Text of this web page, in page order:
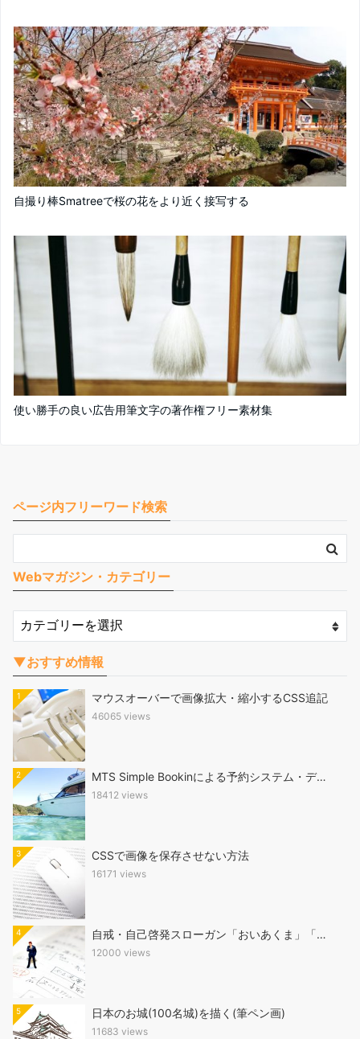
自撮り棒Smatreeで桜の花をより近く接写する
使い勝手の良い広告用筆文字の著作権フリー素材集
ページ内フリーワード検索
Webマガジン・カテゴリー
▼おすすめ情報
1 マウスオーバーで画像拡大・縮小するCSS追記
46065 views
2 MTS Simple Bookinによる予約システム・デ…
18412 views
3 CSSで画像を保存させない方法
16171 views
4 自戒・自己啓発スローガン「おいあくま」「…
12000 views
5 日本のお城(100名城)を描く(筆ペン画)
11683 views